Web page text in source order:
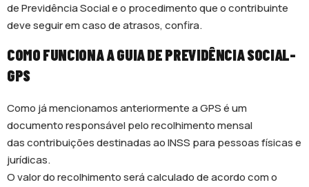
de Previdência Social e o procedimento que o contribuinte
deve seguir em caso de atrasos, confira.
COMO FUNCIONA A GUIA DE PREVIDÊNCIA SOCIAL-
GPS
Como já mencionamos anteriormente a GPS é um
documento responsável pelo recolhimento mensal
das contribuições destinadas ao INSS para pessoas físicas e
jurídicas.
O valor do recolhimento será calculado de acordo com o